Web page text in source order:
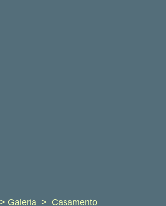
> Galeria Casamento